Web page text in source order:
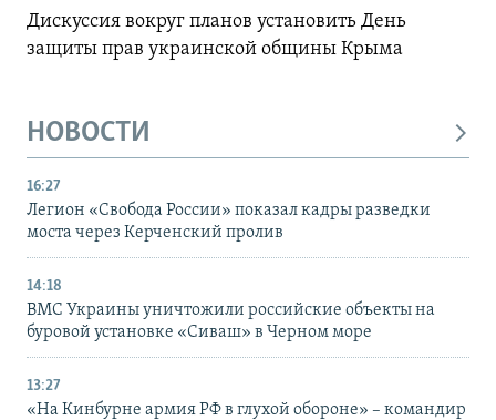
Дискуссия вокруг планов установить День
защиты прав украинской общины Крыма
НОВОСТИ
16:27
Легион «Свобода России» показал кадры разведки
моста через Керченский пролив
14:18
ВМС Украины уничтожили российские объекты на
буровой установке «Сиваш» в Черном море
13:27
«На Кинбурне армия РФ в глухой обороне» – командир